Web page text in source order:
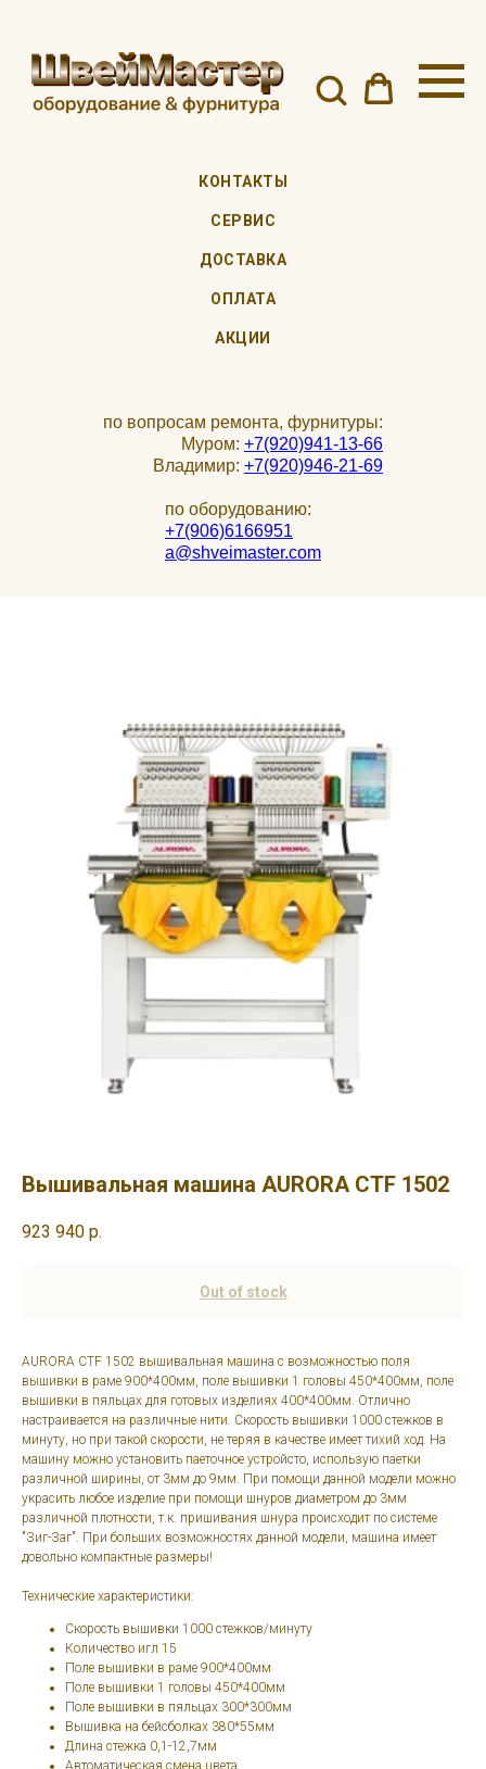
КОНТАКТЫ
СЕРВИС
ДОСТАВКА
ОПЛАТА
АКЦИИ
по вопросам ремонта, фурнитуры:
Муром: +7(920)941-13-66
Владимир: +7(920)946-21-69
по оборудованию:
+7(906)6166951
a@shveimaster.com
Вышивальная машина AURORA CTF 1502
923 940 р.
Out of stock
AURORA CTF 1502 вышивальная машина с возможностью поля
вышивки в раме 900*400мм, поле вышивки 1 головы 450*400мм, поле
вышивки в пяльцах для готовых изделиях 400*400мм. Отлично
настраивается на различные нити. Скорость вышивки 1000 стежков в
минуту, но при такой скорости, не теряя в качестве имеет тихий ход. На
машину можно установить паеточное устройсто, использую паетки
различной ширины, от 3мм до 9мм. При помощи данной модели можно
украсить любое изделие при помощи шнуров диаметром до 3мм
различной плотности, т.к. пришивания шнура происходит по системе
"Зиг-Заг". При больших возможностях данной модели, машина имеет
довольно компактные размеры!
Технические характеристики:
Скорость вышивки 1000 стежков/минуту
Количество игл 15
Поле вышивки в раме 900*400мм
Поле вышивки 1 головы 450*400мм
Поле вышивки в пяльцах 300*300мм
Вышивка на бейсболках 380*55мм
Длина стежка 0,1-12,7мм